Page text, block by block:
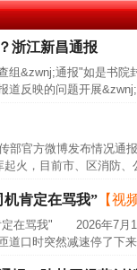
浙江新昌通报
&zwnj;通报"如是书院
道反映的问题开展
部官方微博发布情况
火，目前市、区消防
肯定在骂我” 【视
定在骂我" 2026年7月
道口时突然减速停了下